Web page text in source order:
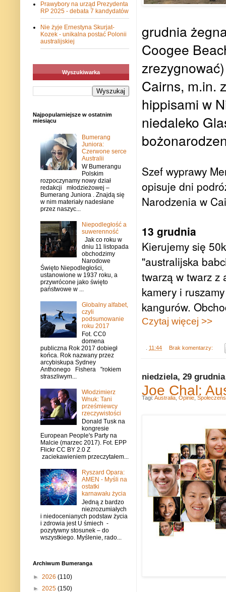
grudnia
Coogee
Cairns, m.in.
hippisami w
niedaleko
Szef wyprawy
opisuje dni
Narodzenia w
13 grudnia
Kierujemy się
"australijska
twarzą w twarz z
kamery i
kangurów.
Czytaj więcej >>
11:44 Brak komentarzy:
niedziela, 29 grudnia
Joe Chal:
Tagi: Australia Opinie
Prawybory na urząd Prezydenta
RP 2025 - debata 7 kandydatów
Nie żyje Ernestyna Skurjat-
Kozek - unikalna postać Polonii
australijskiej
Wyszukiwarka
Najpopularniejsze w ostatnim
miesiącu
Bumerang
Juniora:
Czerwone serce
Australii
W Bumerangu
Polskim
rozpoczynamy nowy dział
redakcji młodzieżowej –
Bumerang Juniora . Znajdą się
w nim materiały nadesłane
przez naszyc...
Niepodległość a
suwerenność
Jak co roku w
dniu 11 listopada
obchodzimy
Narodowe
Święto Niepodległości,
ustanowione w 1937 roku, a
przywrócone jako święto
państwowe w ...
Globalny alfabet,
czyli
podsumowanie
roku 2017
Fot. CC0
domena
publiczna Rok 2017 dobiegł
końca. Rok nazwany przez
arcybiskupa Sydney
Anthonego Fishera "rokiem
straszliwym...
Włodzimierz
Wnuk: Tani
prześmiewcy
rzeczywistości
Donald Tusk na
kongresie
European People's Party na
Malcie (marzec 2017). Fot. EPP
Flickr CC BY 2.0 Z
zaciekawieniem przeczytałem...
Ryszard Opara:
AMEN - Myśli na
ostatki
karnawału życia
Jedną z bardzo
niezrozumiałych
i niedocenianych podstaw życia
i zdrowia jest U śmiech -
pozytywny stosunek – do
wszystkiego. Myślenie, rado...
Archiwum Bumeranga
► 2026 (110)
► 2025 (150)